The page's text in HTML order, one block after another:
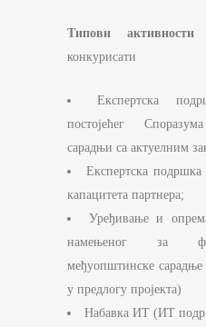
Типови активности
конкурисати
Експертска
постојећег
сарадњи са актуелним
Експертска
капацитета партнера;
Уређивање и
намењеног за
међуопштинске
у предлогу пројекта)
Набавка ИТ (ИТ